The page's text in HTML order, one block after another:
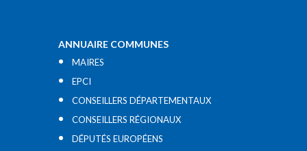
ANNUAIRE COMMUNES
MAIRES
EPCI
CONSEILLERS DÉPARTEMENTAUX
CONSEILLERS RÉGIONAUX
DÉPUTÉS EUROPÉENS